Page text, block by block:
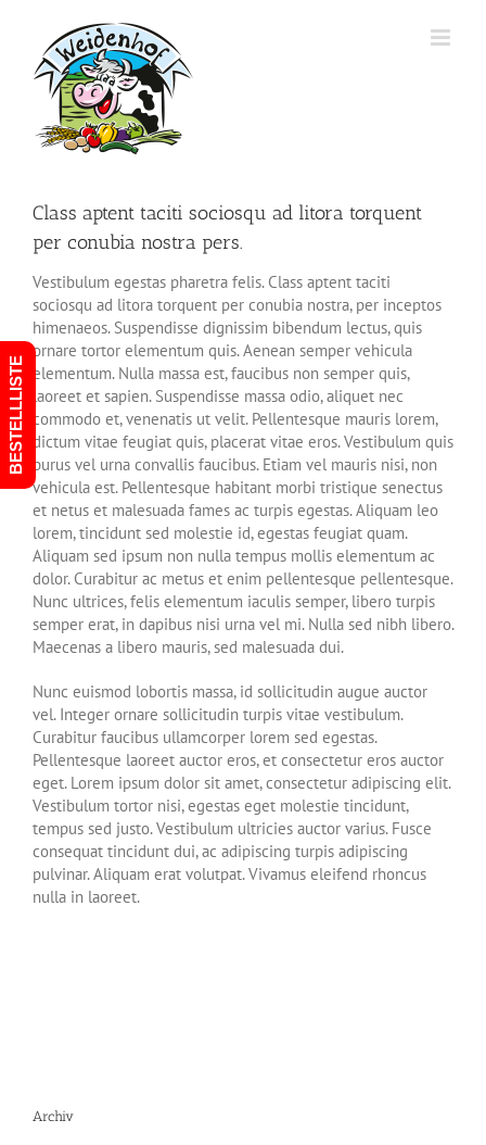
springen
Class aptent taciti sociosqu ad litora torquent
per conubia nostra pers.
Vestibulum egestas pharetra felis. Class aptent taciti
sociosqu ad litora torquent per conubia nostra, per inceptos
himenaeos. Suspendisse dignissim bibendum lectus, quis
ornare tortor elementum quis. Aenean semper vehicula
elementum. Nulla massa est, faucibus non semper quis,
laoreet et sapien. Suspendisse massa odio, aliquet nec
commodo et, venenatis ut velit. Pellentesque mauris lorem,
dictum vitae feugiat quis, placerat vitae eros. Vestibulum quis
purus vel urna convallis faucibus. Etiam vel mauris nisi, non
vehicula est. Pellentesque habitant morbi tristique senectus
et netus et malesuada fames ac turpis egestas. Aliquam leo
lorem, tincidunt sed molestie id, egestas feugiat quam.
Aliquam sed ipsum non nulla tempus mollis elementum ac
dolor. Curabitur ac metus et enim pellentesque pellentesque.
Nunc ultrices, felis elementum iaculis semper, libero turpis
semper erat, in dapibus nisi urna vel mi. Nulla sed nibh libero.
Maecenas a libero mauris, sed malesuada dui.
Nunc euismod lobortis massa, id sollicitudin augue auctor
vel. Integer ornare sollicitudin turpis vitae vestibulum.
Curabitur faucibus ullamcorper lorem sed egestas.
Pellentesque laoreet auctor eros, et consectetur eros auctor
eget. Lorem ipsum dolor sit amet, consectetur adipiscing elit.
Vestibulum tortor nisi, egestas eget molestie tincidunt,
tempus sed justo. Vestibulum ultricies auctor varius. Fusce
consequat tincidunt dui, ac adipiscing turpis adipiscing
pulvinar. Aliquam erat volutpat. Vivamus eleifend rhoncus
nulla in laoreet.
Archiv
BESTELLLISTE